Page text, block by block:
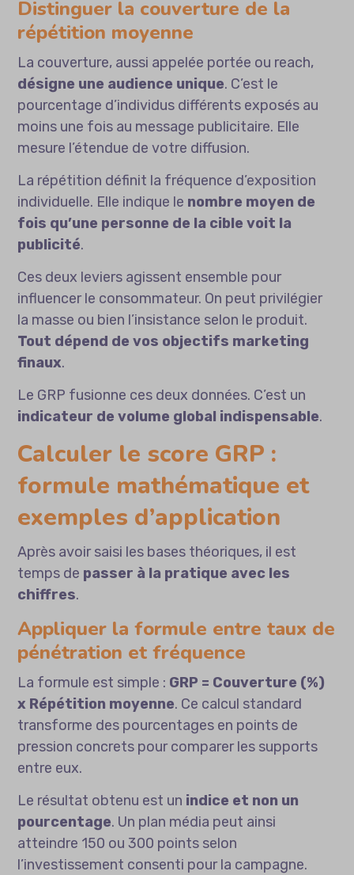
Distinguer la couverture de la
répétition moyenne
La couverture, aussi appelée portée ou reach,
désigne une audience unique. C’est le
pourcentage d’individus différents exposés au
moins une fois au message publicitaire. Elle
mesure l’étendue de votre diffusion.
La répétition définit la fréquence d’exposition
individuelle. Elle indique le nombre moyen de
fois qu’une personne de la cible voit la
publicité.
Ces deux leviers agissent ensemble pour
influencer le consommateur. On peut privilégier
la masse ou bien l’insistance selon le produit.
Tout dépend de vos objectifs marketing
finaux.
Le GRP fusionne ces deux données. C’est un
indicateur de volume global indispensable.
Calculer le score GRP :
formule mathématique et
exemples d’application
Après avoir saisi les bases théoriques, il est
temps de passer à la pratique avec les
chiffres.
Appliquer la formule entre taux de
pénétration et fréquence
La formule est simple : GRP = Couverture (%)
x Répétition moyenne. Ce calcul standard
transforme des pourcentages en points de
pression concrets pour comparer les supports
entre eux.
Le résultat obtenu est un indice et non un
pourcentage. Un plan média peut ainsi
atteindre 150 ou 300 points selon
l’investissement consenti pour la campagne.